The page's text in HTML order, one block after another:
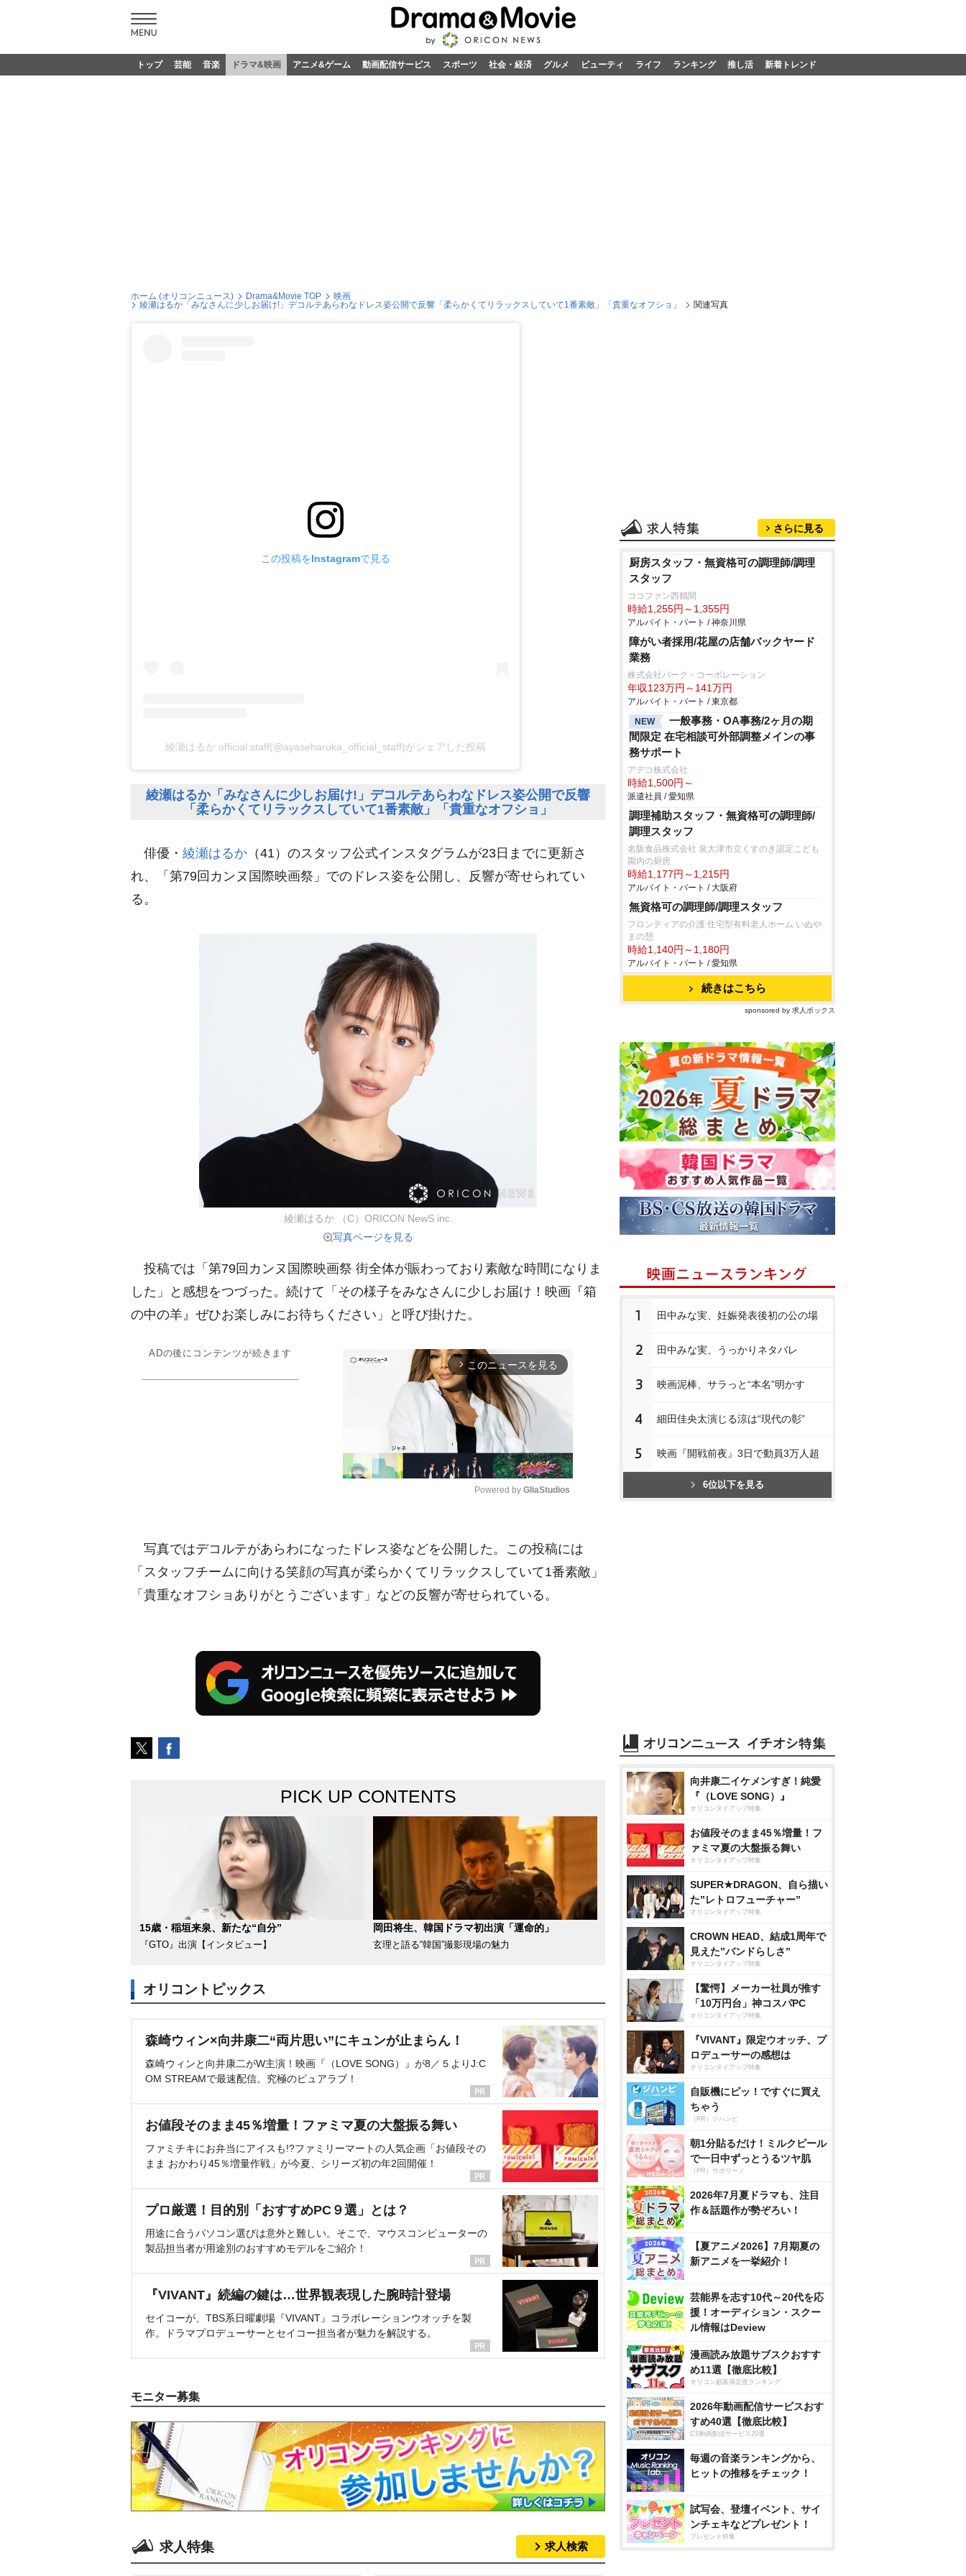
トップ 芸能 音楽 ドラマ&映画 アニメ&ゲーム 動画配信サービス スポーツ 社会・経済 グルメ ビューティ ライフ ランキング 推し活 新着トレンド
ホーム (オリコンニュース) Drama&Movie TOP
映画
綾瀬はるか「みなさんに少しお届け!」デコルテあらわなドレス姿公開で反響「柔らかくてリラックスしていて1番素敵」「貴重なオフショ」
関連写真
この投稿をInstagramで見る
綾瀬はるか official staff(@ayaseharuka_official_staff)がシェアした投稿
綾瀬はるか「みなさんに少しお届け!」デコルテあらわなドレス姿公開で反響
「柔らかくてリラックスしていて1番素敵」「貴重なオフショ」
俳優・ 綾瀬はるか （41）のスタッフ公式インスタグラムが23日までに更新さ
れ、「第79回カンヌ国際映画祭」でのドレス姿を公開し、反響が寄せられてい
る。
綾瀬はるか （C）ORICON NewS inc.
写真ページを見る
投稿では「第79回カンヌ国際映画祭 街全体が賑わっており素敵な時間になりま
した」と感想をつづった。続けて「その様子をみなさんに少しお届け！映画『箱
の中の羊』ぜひお楽しみにお待ちください」と呼び掛けた。
ADの後にコンテンツが続きます
arrow_forward_ios このニュースを見る
u
t
e
Powered by GliaStudios
写真ではデコルテがあらわになったドレス姿などを公開した。この投稿には
「スタッフチームに向ける笑顔の写真が柔らかくてリラックスしていて1番素敵」
「貴重なオフショありがとうございます」などの反響が寄せられている。
PICK UP CONTENTS
15歳・稲垣来泉、新たな“自分”
『GTO』出演【インタビュー】
岡田将生、韓国ドラマ初出演「運命的」
玄理と語る“韓国”撮影現場の魅力
オリコントピックス
森崎ウィン×向井康二“両片思い”にキュンが止まらん！
森崎ウィンと向井康二がW主演！映画『（LOVE SONG）』が8／５よりJ:C
OM STREAMで最速配信。究極のピュアラブ！
お値段そのまま45％増量！ファミマ夏の大盤振る舞い
ファミチキにお弁当にアイスも!?ファミリーマートの人気企画「お値段その
まま おかわり45％増量作戦」が今夏、シリーズ初の年2回開催！
プロ厳選！目的別「おすすめPC９選」とは？
用途に合うパソコン選びは意外と難しい。そこで、マウスコンピューターの
製品担当者が用途別のおすすめモデルをご紹介！
『VIVANT』続編の鍵は…世界観表現した腕時計登場
セイコーが、TBS系日曜劇場『VIVANT』コラボレーションウオッチを製
作。ドラマプロデューサーとセイコー担当者が魅力を解説する。
モニター募集
求人特集 求人検索
さらに見る
厨房スタッフ・無資格可の調理師/調理
スタッフ
ココファン西鶴間
時給1,255円～1,355円
アルバイト・パート / 神奈川県
障がい者採用/花屋の店舗バックヤード
業務
株式会社パーク・コーポレーション
年収123万円～141万円
アルバイト・パート / 東京都
NEW
一般事務・OA事務/2ヶ月の期
間限定 在宅相談可外部調整メインの事
務サポート
アデコ株式会社
時給1,500円～
派遣社員 / 愛知県
調理補助スタッフ・無資格可の調理師/
調理スタッフ
名阪食品株式会社 泉大津市立くすのき認定こども
園内の厨房
時給1,177円～1,215円
アルバイト・パート / 大阪府
無資格可の調理師/調理スタッフ
フロンティアの介護 住宅型有料老人ホーム いぬ
まの憩
時給1,140円～1,180円
アルバイト・パート / 愛知県
続きはこちら
sponsored by 求人ボックス
1 田中みな実、妊娠発表後初の公の場
2 田中みな実、うっかりネタバレ
3 映画泥棒、サラっと“本名”明かす
4 細田佳央太演じる涼は“現代の彰”
5 映画『開戦前夜』3日で動員3万人超
6位以下を見る
向井康二イケメンすぎ！純愛
『（LOVE SONG）』
オリコンタイアップ特集
お値段そのまま45％増量！フ
ァミマ夏の大盤振る舞い
オリコンタイアップ特集
SUPER★DRAGON、自ら描い
た”レトロフューチャー”
オリコンタイアップ特集
CROWN HEAD、結成1周年で
見えた”バンドらしさ”
オリコンタイアップ特集
【驚愕】メーカー社員が推す
「10万円台」神コスパPC
オリコンタイアップ特集
『VIVANT』限定ウオッチ、プ
ロデューサーの感想は
オリコンタイアップ特集
自販機にピッ！ですぐに買え
ちゃう
（PR）ジハンピ
朝1分貼るだけ！ミルクピール
で一日中ずっとうるツヤ肌
（PR）サボリーノ
2026年7月夏ドラマも、注目
作＆話題作が勢ぞろい！
【夏アニメ2026】7月期夏の
新アニメを一挙紹介！
芸能界を志す10代～20代を応
援！オーディション・スクー
ル情報はDeview
漫画読み放題サブスクおすす
め11選【徹底比較】
オリコン顧客満足度ランキング
2026年動画配信サービスおす
すめ40選【徹底比較】
CS動画配信サービス20選
毎週の音楽ランキングから、
ヒットの推移をチェック！
試写会、登壇イベント、サイ
ンチェキなどプレゼント！
プレゼント特集